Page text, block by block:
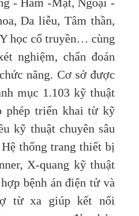
- Hàm -Mặt, Ngoại -
Da liễu, Tâm thần,
học cổ truyền… cùng
nghiệm, chẩn đoán
năng. Cơ sở được
mục 1.103 kỹ thuật
phép triển khai từ kỹ
kỹ thuật chuyên sâu
thống trang thiết bị
X-quang kỹ thuật
bệnh án điện tử và
từ xa giúp kết nối